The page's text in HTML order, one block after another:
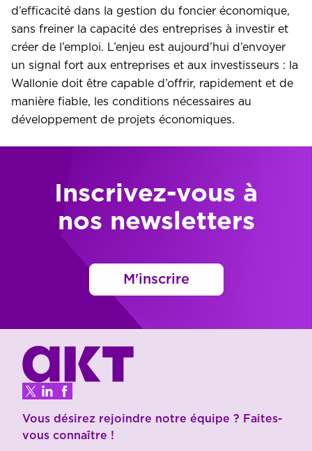
d’efficacité dans la gestion du foncier économique,
sans freiner la capacité des entreprises à investir et
créer de l’emploi. L’enjeu est aujourd’hui d’envoyer
un signal fort aux entreprises et aux investisseurs : la
Wallonie doit être capable d’offrir, rapidement et de
manière fiable, les conditions nécessaires au
développement de projets économiques.
Inscrivez-vous à
nos newsletters
M'inscrire
Vous désirez rejoindre notre équipe ? Faites-
vous connaître !